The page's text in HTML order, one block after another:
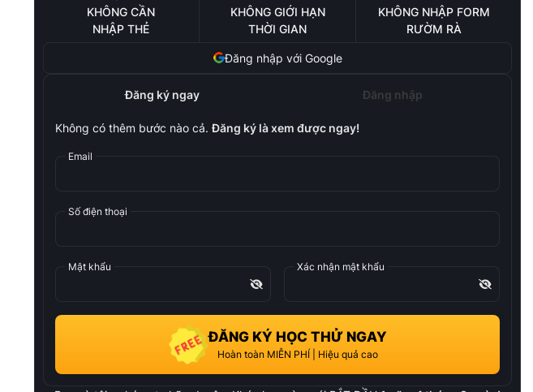
KHÔNG CẦN
NHẬP THẺ
KHÔNG GIỚI HẠN
THỜI GIAN
KHÔNG NHẬP FORM
RƯỜM RÀ
Đăng nhập với Google
Đăng ký ngay Đăng nhập
Không có thêm bước nào cả. Đăng ký là xem được ngay!
Email
Số điện thoại
Mật khẩu Xác nhận mật khẩu
ĐĂNG KÝ HỌC THỬ NGAY
Hoàn toàn MIỄN PHÍ | Hiệu quả cao